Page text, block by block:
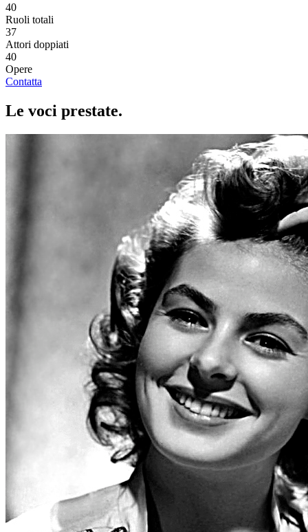
40
Ruoli totali
37
Attori doppiati
40
Opere
Contatta
Le voci prestate.